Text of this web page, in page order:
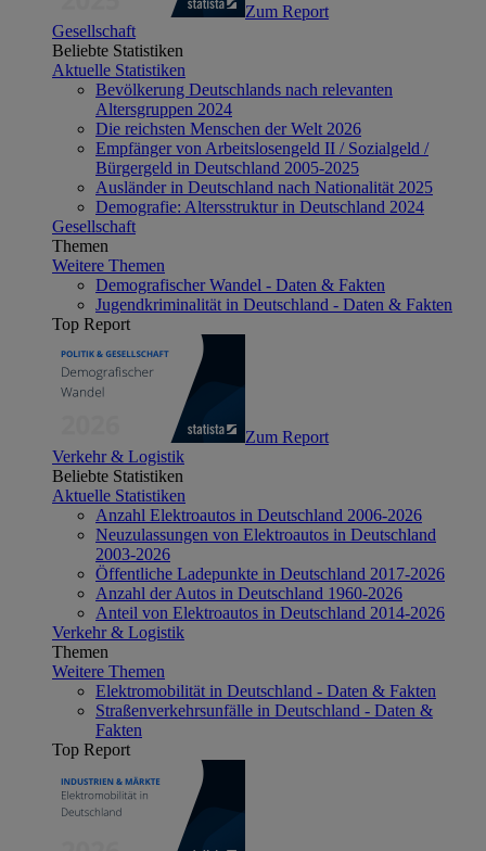
Zum Report
Gesellschaft
Beliebte Statistiken
Aktuelle Statistiken
Bevölkerung Deutschlands nach relevanten
Altersgruppen 2024
Die reichsten Menschen der Welt 2026
Empfänger von Arbeitslosengeld II / Sozialgeld /
Bürgergeld in Deutschland 2005-2025
Ausländer in Deutschland nach Nationalität 2025
Demografie: Altersstruktur in Deutschland 2024
Gesellschaft
Themen
Weitere Themen
Demografischer Wandel - Daten & Fakten
Jugendkriminalität in Deutschland - Daten & Fakten
Top Report
Zum Report
Verkehr & Logistik
Beliebte Statistiken
Aktuelle Statistiken
Anzahl Elektroautos in Deutschland 2006-2026
Neuzulassungen von Elektroautos in Deutschland
2003-2026
Öffentliche Ladepunkte in Deutschland 2017-2026
Anzahl der Autos in Deutschland 1960-2026
Anteil von Elektroautos in Deutschland 2014-2026
Verkehr & Logistik
Themen
Weitere Themen
Elektromobilität in Deutschland - Daten & Fakten
Straßenverkehrsunfälle in Deutschland - Daten &
Fakten
Top Report